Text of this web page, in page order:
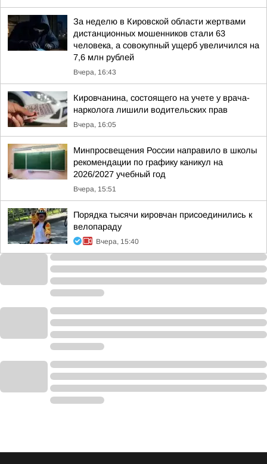
За неделю в Кировской области жертвами
дистанционных мошенников стали 63
человека, а совокупный ущерб увеличился на
7,6 млн рублей
Вчера, 16:43
Кировчанина, состоящего на учете у врача-
нарколога лишили водительских прав
Вчера, 16:05
Минпросвещения России направило в школы
рекомендации по графику каникул на
2026/2027 учебный год
Вчера, 15:51
Порядка тысячи кировчан присоединились к
велопараду
Вчера, 15:40